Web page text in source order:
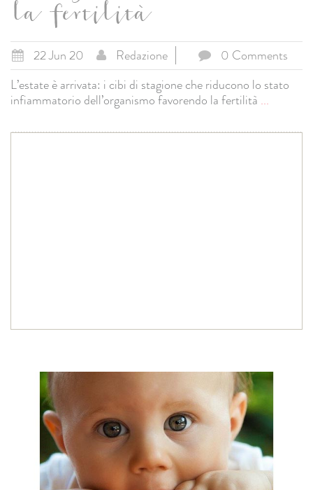
la fertilità
22 Jun 20 Redazione
0 Comments
L’estate è arrivata: i cibi di stagione che riducono lo stato
infiammatorio dell’organismo favorendo la fertilità ...